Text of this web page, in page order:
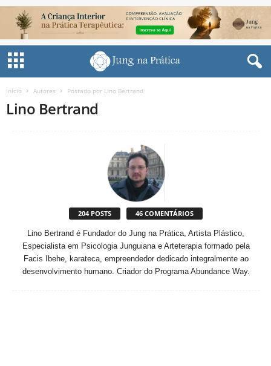
Início Autores Postado por Lino Bertrand
Lino Bertrand
204 POSTS 46 COMENTÁRIOS
Lino Bertrand é Fundador do Jung na Prática, Artista Plástico,
Especialista em Psicologia Junguiana e Arteterapia formado pela
Facis Ibehe, karateca, empreendedor dedicado integralmente ao
desenvolvimento humano. Criador do Programa Abundance Way.